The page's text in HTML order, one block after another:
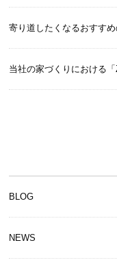
寄り道したくなるおすす
当社の家づくりにおける
BLOG
NEWS